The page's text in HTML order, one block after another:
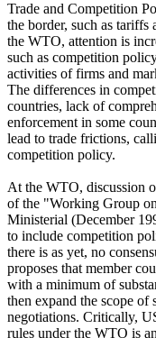
Trade and Competition
the border, such as tariffs
the WTO, attention is
such as competition
activities of firms and
The differences in
countries, lack of
enforcement in some
lead to trade frictions,
competition policy.
At the WTO, discussion
of the "Working Group
Ministerial (December
to include competition
there is as yet, no
proposes that member
with a minimum of
then expand the scope of
negotiations. Critically,
rules under the WTO is